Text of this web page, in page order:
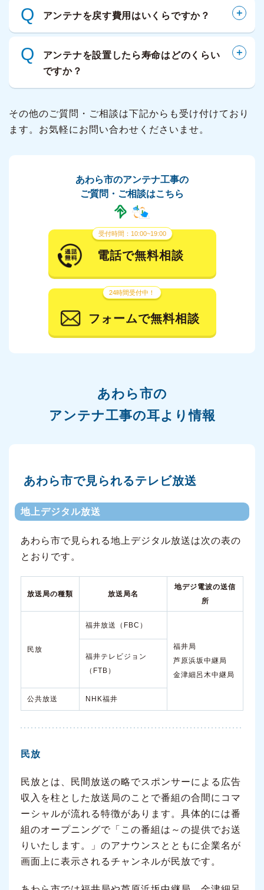
Q アンテナを戻す費用はいくらですか？
Q
アンテナを設置したら寿命はどのくらい
ですか？
その他のご質問・ご相談は下記からも受け付けており
ます。お気軽にお問い合わせくださいませ。
あわら市のアンテナ工事の
ご質問・ご相談はこちら
受付時間：10:00~19:00
電話で無料相談
24時間受付中！
フォームで無料相談
あわら市の
アンテナ工事の耳より情報
あわら市で見られるテレビ放送
地上デジタル放送
あわら市で見られる地上デジタル放送は次の表の
とおりです。
放送局の種類 放送局名
地デジ電波の送信
所
民放
福井放送（FBC）
福井局
芦原浜坂中継局
金津細呂木中継局
福井テレビジョン
（FTB）
公共放送 NHK福井
民放
民放とは、民間放送の略でスポンサーによる広告
収入を柱とした放送局のことで番組の合間にコマ
ーシャルが流れる特徴があります。具体的には番
組のオープニングで「この番組は～の提供でお送
りいたします。」のアナウンスとともに企業名が
画面上に表示されるチャンネルが民放です。